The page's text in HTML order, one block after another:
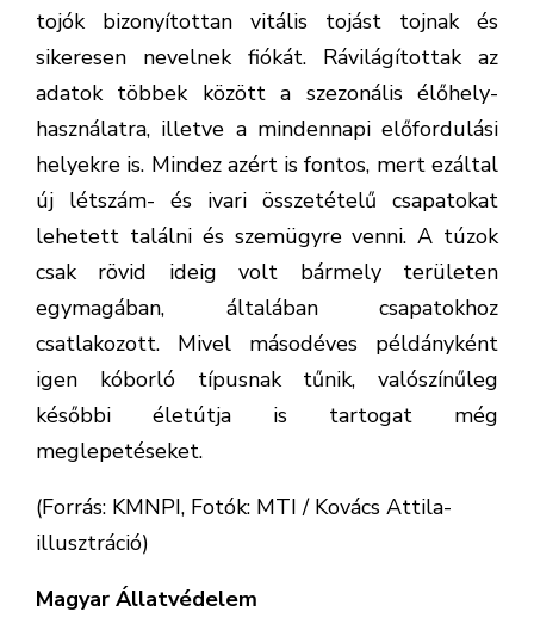
tojók bizonyítottan vitális tojást tojnak és
sikeresen nevelnek fiókát. Rávilágítottak az
adatok többek között a szezonális élőhely-
használatra, illetve a mindennapi előfordulási
helyekre is. Mindez azért is fontos, mert ezáltal
új létszám- és ivari összetételű csapatokat
lehetett találni és szemügyre venni. A túzok
csak rövid ideig volt bármely területen
egymagában, általában csapatokhoz
csatlakozott. Mivel másodéves példányként
igen kóborló típusnak tűnik, valószínűleg
későbbi életútja is tartogat még
meglepetéseket.
(Forrás: KMNPI, Fotók: MTI / Kovács Attila-
illusztráció)
Magyar Állatvédelem